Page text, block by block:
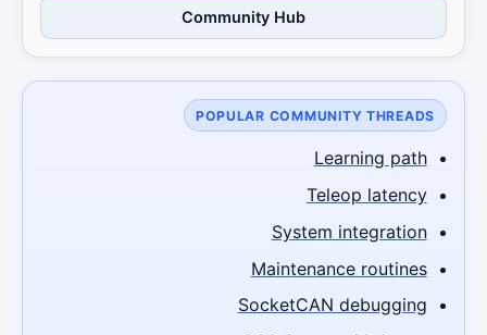
Community Hub
POPULAR COMMUNITY THREADS
Learning path
Teleop latency
System integration
Maintenance routines
SocketCAN debugging